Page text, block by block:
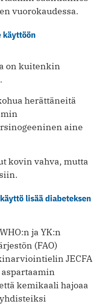
vuorokaudessa.
käyttöön
on kuitenkin
herättäneitä
aine
kovin vahva, mutta
lisää diabeteksen
ja YK:n
(FAO)
JECFA
kemikaali hajoaa